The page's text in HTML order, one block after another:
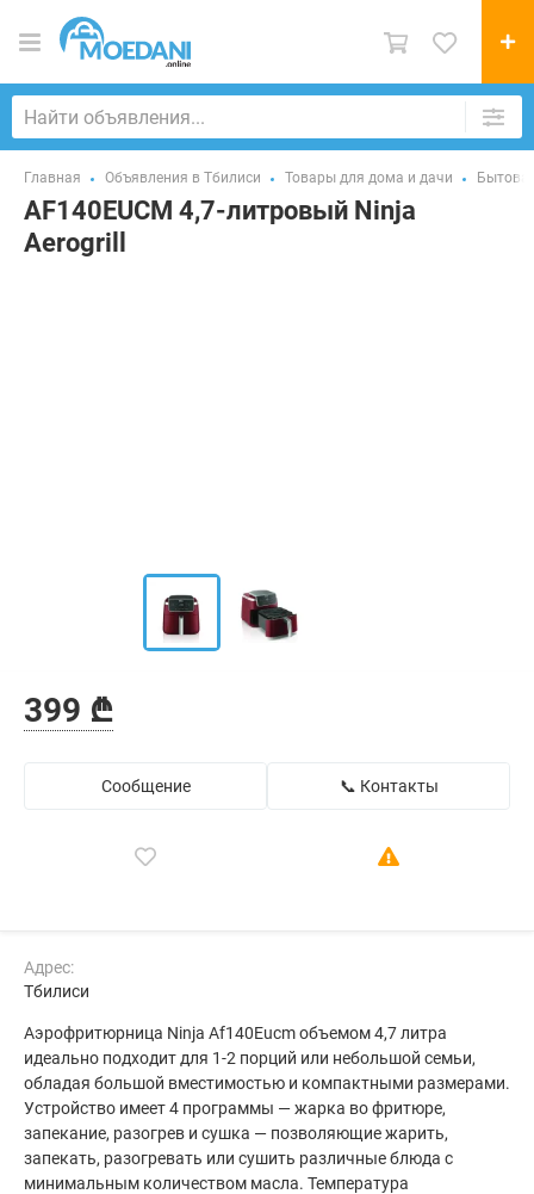
Главная Объявления в Тбилиси Товары для дома и дачи
AF140EUCM 4,7-литровый Ninja
Aerogrill
399 ₾
Сообщение 📞 Контакты
Адрес:
Тбилиси
Аэрофритюрница Ninja Af140Eucm объемом 4,7 литра
идеально подходит для 1-2 порций или небольшой семьи,
обладая большой вместимостью и компактными размерами.
Устройство имеет 4 программы — жарка во фритюре,
запекание, разогрев и сушка — позволяющие жарить,
запекать, разогревать или сушить различные блюда с
минимальным количеством масла. Температура